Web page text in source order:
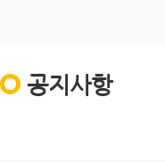
공지사항